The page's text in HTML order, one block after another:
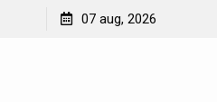
Sådan forbedrer CO2 monitoring
07 aug, 2026